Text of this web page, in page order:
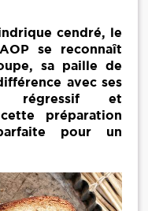
cendré, le
se reconnaît
sa paille de
avec ses
régressif et
préparation
pour un